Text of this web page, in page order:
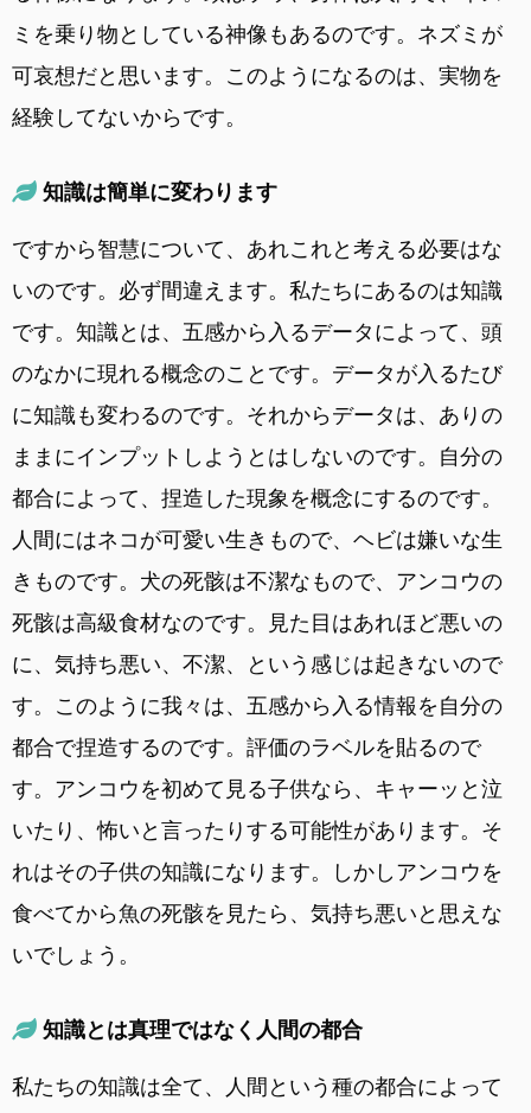
ミを乗り物としている神像もあるのです。ネズミが
可哀想だと思います。このようになるのは、実物を
経験してないからです。
知識は簡単に変わります
ですから智慧について、あれこれと考える必要はな
いのです。必ず間違えます。私たちにあるのは知識
です。知識とは、五感から入るデータによって、頭
のなかに現れる概念のことです。データが入るたび
に知識も変わるのです。それからデータは、ありの
ままにインプットしようとはしないのです。自分の
都合によって、捏造した現象を概念にするのです。
人間にはネコが可愛い生きもので、ヘビは嫌いな生
きものです。犬の死骸は不潔なもので、アンコウの
死骸は高級食材なのです。見た目はあれほど悪いの
に、気持ち悪い、不潔、という感じは起きないので
す。このように我々は、五感から入る情報を自分の
都合で捏造するのです。評価のラベルを貼るので
す。アンコウを初めて見る子供なら、キャーッと泣
いたり、怖いと言ったりする可能性があります。そ
れはその子供の知識になります。しかしアンコウを
食べてから魚の死骸を見たら、気持ち悪いと思えな
いでしょう。
知識とは真理ではなく人間の都合
私たちの知識は全て、人間という種の都合によって